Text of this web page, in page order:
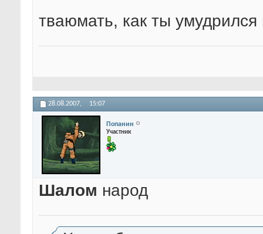
тваюмать, как ты
28.08.2007, 15:07
Попанин
Участник
Шалом народ